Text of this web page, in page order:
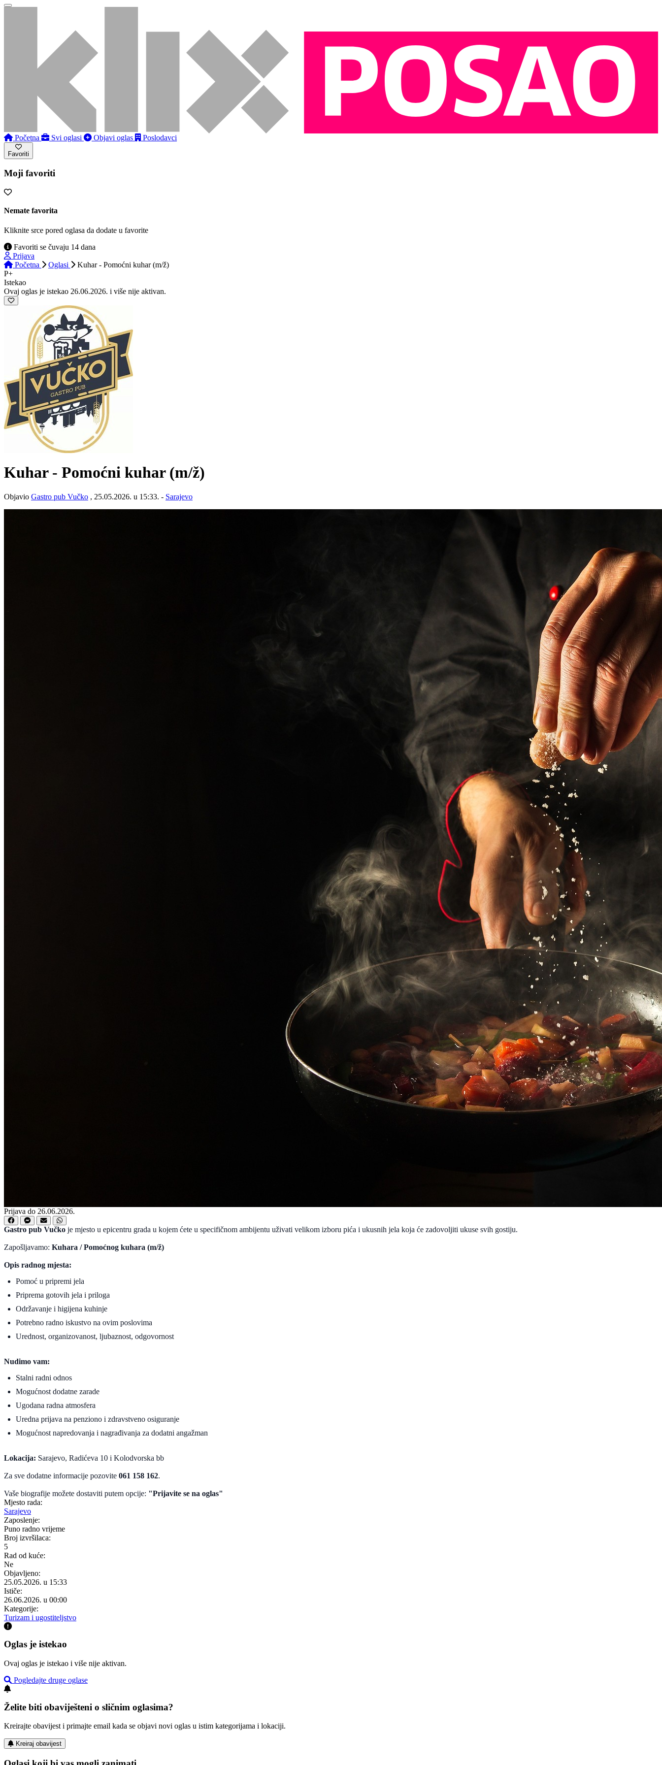
Početna Svi oglasi Objavi oglas Poslodavci
Favoriti
Moji favoriti
Nemate favorita
Kliknite srce pored oglasa da dodate u favorite
Favoriti se čuvaju 14 dana
Prijava
Početna
Oglasi
Kuhar - Pomoćni kuhar (m/ž)
P+
Istekao
Ovaj oglas je istekao 26.06.2026. i više nije aktivan.
Kuhar - Pomoćni kuhar (m/ž)
Objavio Gastro pub Vučko , 25.05.2026. u 15:33. - Sarajevo
Prijava do 26.06.2026.
Gastro pub Vučko je mjesto u epicentru grada u kojem ćete u specifičnom ambijentu uživati velikom izboru pića i ukusnih jela koja će zadovoljiti ukuse svih gostiju.
Zapošljavamo: Kuhara / Pomoćnog kuhara (m/ž)
Opis radnog mjesta:
Pomoć u pripremi jela
Priprema gotovih jela i priloga
Održavanje i higijena kuhinje
Potrebno radno iskustvo na ovim poslovima
Urednost, organizovanost, ljubaznost, odgovornost
Nudimo vam:
Stalni radni odnos
Mogućnost dodatne zarade
Ugodana radna atmosfera
Uredna prijava na penziono i zdravstveno osiguranje
Mogućnost napredovanja i nagrađivanja za dodatni angažman
Lokacija: Sarajevo, Radićeva 10 i Kolodvorska bb
Za sve dodatne informacije pozovite 061 158 162.
Vaše biografije možete dostaviti putem opcije: "Prijavite se na oglas"
Mjesto rada:
Sarajevo
Zaposlenje:
Puno radno vrijeme
Broj izvršilaca:
5
Rad od kuće:
Ne
Objavljeno:
25.05.2026. u 15:33
Ističe:
26.06.2026. u 00:00
Kategorije:
Turizam i ugostiteljstvo
Oglas je istekao
Ovaj oglas je istekao i više nije aktivan.
Pogledajte druge oglase
Želite biti obaviješteni o sličnim oglasima?
Kreirajte obavijest i primajte email kada se objavi novi oglas u istim kategorijama i lokaciji.
Kreiraj obavijest